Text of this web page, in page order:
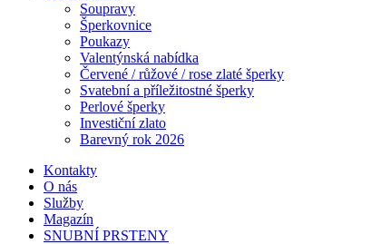
Soupravy
Šperkovnice
Poukazy
Valentýnská nabídka
Červené / růžové / rose zlaté šperky
Svatební a příležitostné šperky
Perlové šperky
Investiční zlato
Barevný rok 2026
Kontakty
O nás
Služby
Magazín
SNUBNÍ PRSTENY